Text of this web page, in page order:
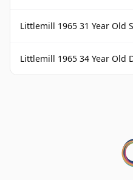
Littlemill 1965 31 Year Old
Littlemill 1965 34 Year Old